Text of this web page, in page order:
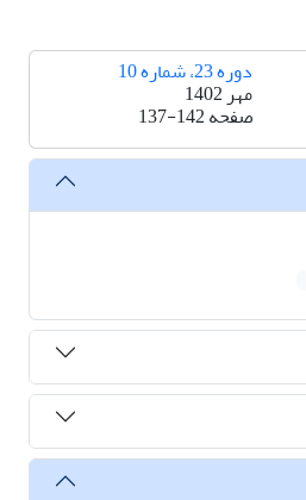
دوره 23، شماره 10
مهر 1402
صفحه137-142